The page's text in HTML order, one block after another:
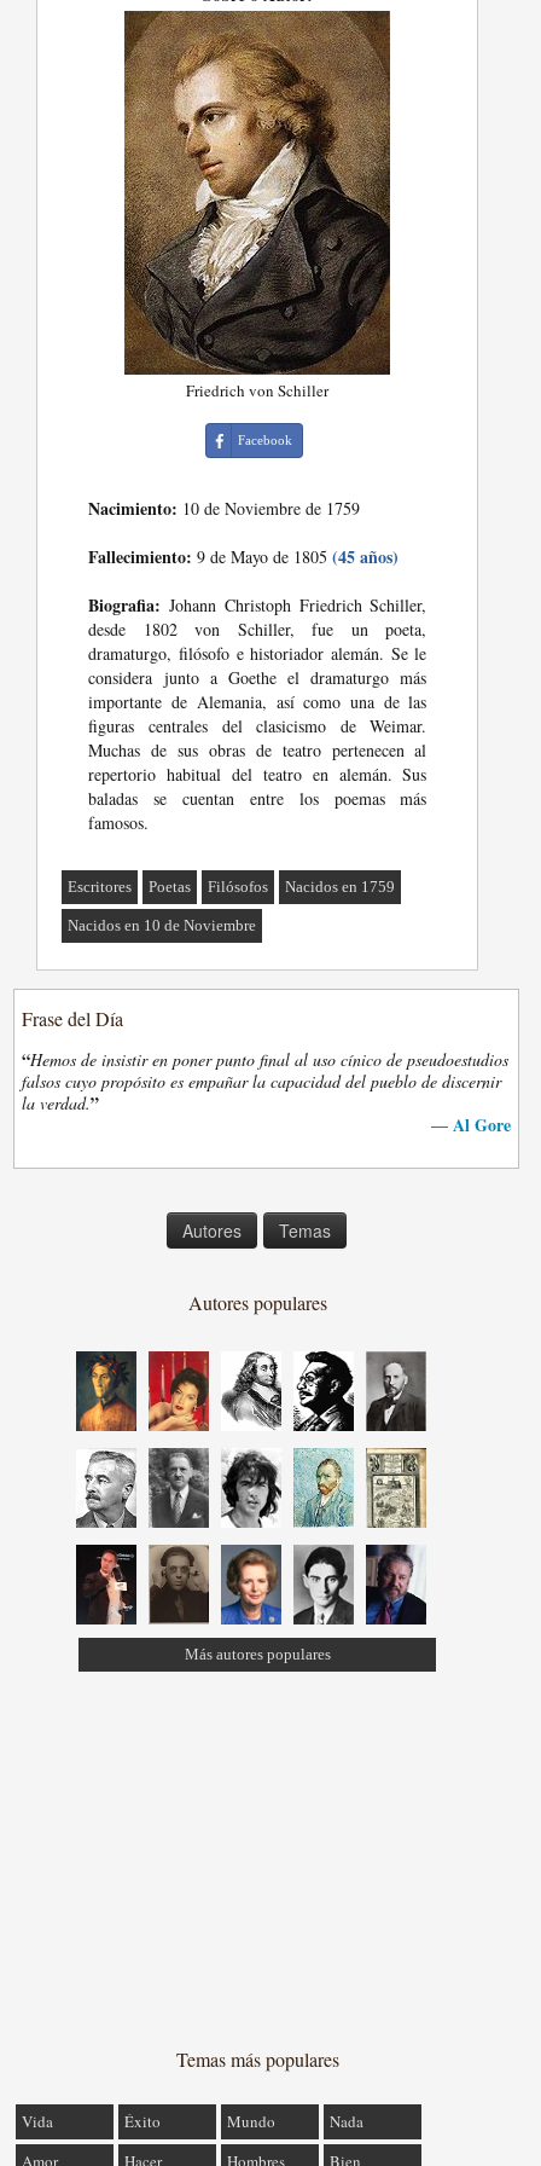
Friedrich von Schiller
Facebook
Nacimiento: 10 de Noviembre de 1759
Fallecimiento: 9 de Mayo de 1805(45 años)
Biografia: Johann Christoph Friedrich Schiller,
desde 1802 von Schiller, fue un poeta,
dramaturgo, filósofo e historiador alemán. Se le
considera junto a Goethe el dramaturgo más
importante de Alemania, así como una de las
figuras centrales del clasicismo de Weimar.
Muchas de sus obras de teatro pertenecen al
repertorio habitual del teatro en alemán. Sus
baladas se cuentan entre los poemas más
famosos.
Escritores Poetas Filósofos Nacidos en 1759
Nacidos en 10 de Noviembre
Frase del Día
“Hemos de insistir en poner punto final al uso cínico de pseudoestudios
falsos cuyo propósito es empañar la capacidad del pueblo de discernir
la verdad.”
— Al Gore
Autores Temas
Autores populares
Más autores populares
Temas más populares
Vida Éxito Mundo
Nada
Amor
Hacer Hombres Bien